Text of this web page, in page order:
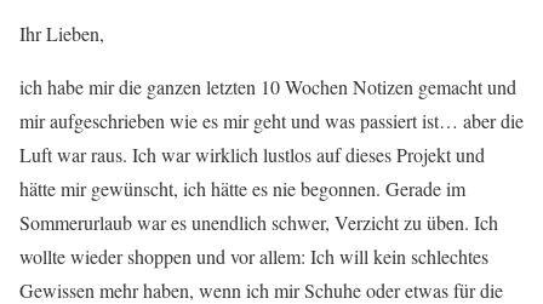
Ihr Lieben,
ich habe mir die ganzen letzten 10 Wochen Notizen gemacht und
mir aufgeschrieben wie es mir geht und was passiert ist… aber die
Luft war raus. Ich war wirklich lustlos auf dieses Projekt und
hätte mir gewünscht, ich hätte es nie begonnen. Gerade im
Sommerurlaub war es unendlich schwer, Verzicht zu üben. Ich
wollte wieder shoppen und vor allem: Ich will kein schlechtes
Gewissen mehr haben, wenn ich mir Schuhe oder etwas für die